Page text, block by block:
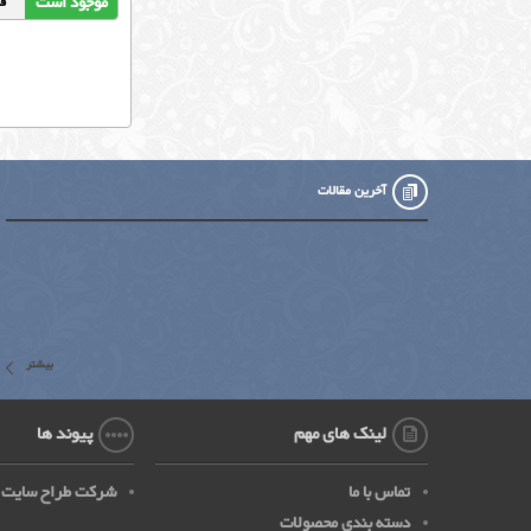
آخرین مقالات
بیشتر
لینک های مهم
تماس با ما
دسته بندی محصولات
پیوند ها
شرکت طراح سایت